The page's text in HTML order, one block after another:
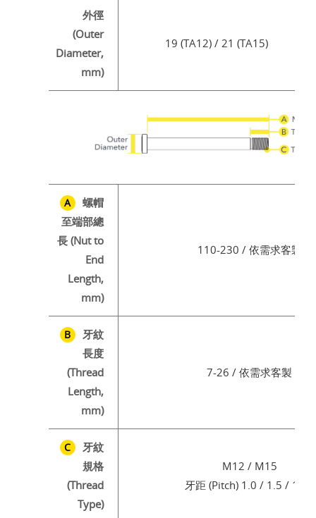
外徑
(Outer
Diameter,
mm)
19 (TA12) / 21 (TA15)
A
螺帽
至端部總
長 (Nut to
End
Length,
mm)
110-230 / 依需求客製
B
牙紋
長度
(Thread
Length,
mm)
7-26 / 依需求客製
C
牙紋
規格
(Thread
Type)
M12 / M15
牙距 (Pitch) 1.0 / 1.5 / 1.75